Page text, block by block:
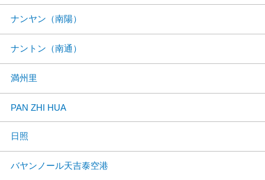
ナンヤン（南陽）
ナントン（南通）
満州里
PAN ZHI HUA
日照
バヤンノール天吉泰空港